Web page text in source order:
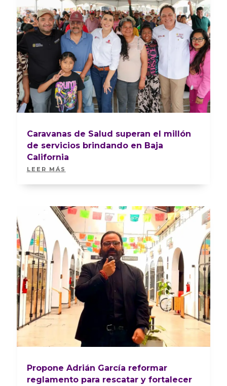
Caravanas de Salud superan el millón
de servicios brindando en Baja
California
LEER MÁS
Propone Adrián García reformar
reglamento para rescatar y fortalecer